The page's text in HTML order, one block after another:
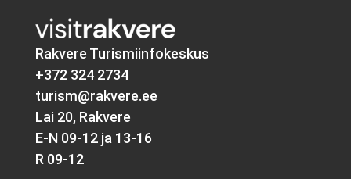
Rakvere Turismiinfokeskus
+372 324 2734
turism@rakvere.ee
Lai 20, Rakvere
E-N 09-12 ja 13-16
R 09-12